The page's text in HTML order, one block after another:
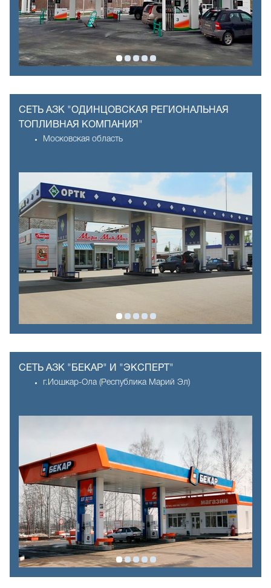
СЕТЬ АЗК "ОДИНЦОВСКАЯ РЕГИОНАЛЬНАЯ
ТОПЛИВНАЯ КОМПАНИЯ"
Московская область
СЕТЬ АЗК "БЕКАР" И "ЭКСПЕРТ"
г.Иошкар-Ола (Республика Марий Эл)